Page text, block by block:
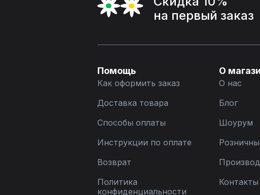
на первый заказ
Помощь
Как оформить заказ
Доставка товара
Способы оплаты
Инструкции по оплате
Возврат
Политика
конфиденциальности
О
О нас
Блог
Шоурум
Контакты